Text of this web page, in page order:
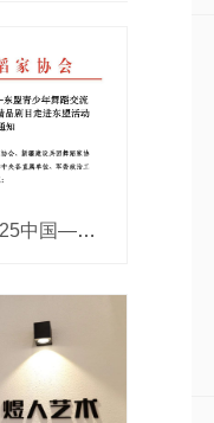
关于举办2025中国—东盟青少年舞蹈交流 展演暨“小荷风采”精品剧目走进东盟活动的通知